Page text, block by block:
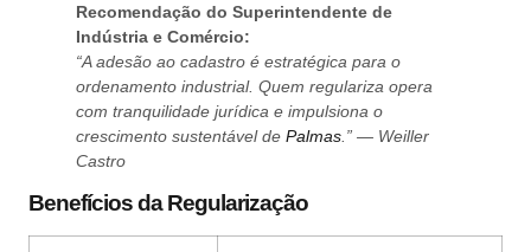
Recomendação do Superintendente de
Indústria e Comércio:
“A adesão ao cadastro é estratégica para o
ordenamento industrial. Quem regulariza opera
com tranquilidade jurídica e impulsiona o
crescimento sustentável de Palmas .” — Weiller
Castro
Benefícios da Regularização